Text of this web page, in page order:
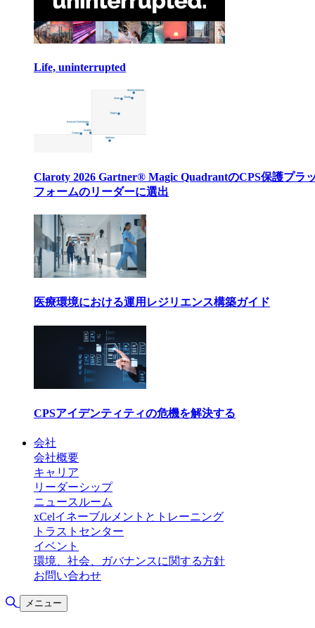
Life, uninterrupted
Claroty 2026 Gartner® Magic QuadrantのCPS保護プラ
フォームのリーダーに選出
医療環境における運用レジリエンス構築ガイド
CPSアイデンティティの危機を解決する
会社
会社概要
キャリア
リーダーシップ
ニュースルーム
xCelイネーブルメントとトレーニング
トラストセンター
イベント
環境、社会、ガバナンスに関する方針
お問い合わせ
検索の切り替え
メニュー